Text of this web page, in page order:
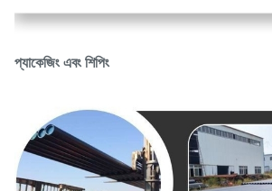
প্যাকেজিং এবং শিপিং